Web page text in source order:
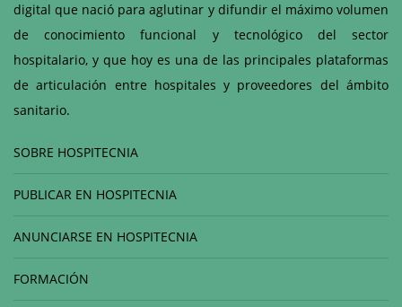
digital que nació para aglutinar y difundir el máximo volumen
de conocimiento funcional y tecnológico del sector
hospitalario, y que hoy es una de las principales plataformas
de articulación entre hospitales y proveedores del ámbito
sanitario.
SOBRE HOSPITECNIA
PUBLICAR EN HOSPITECNIA
ANUNCIARSE EN HOSPITECNIA
FORMACIÓN